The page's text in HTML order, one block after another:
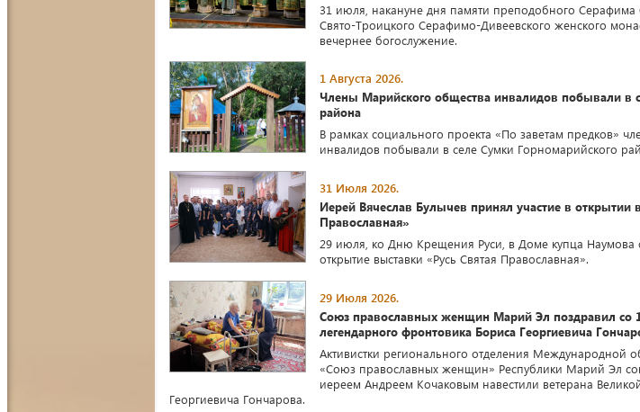
31 июля, накануне дня памяти преподобного
Свято-Троицкого Серафимо-Дивеевского женского
вечернее богослужение.
1 Августа 2026.
Члены Марийского общества инвалидов побывали в
района
В рамках социального проекта «По заветам предков»
инвалидов побывали в селе Сумки Горномарийского
31 Июля 2026.
Иерей Вячеслав Булычев принял участие в открытии
Православная»
29 июля, ко Дню Крещения Руси, в Доме купца Наумова
открытие выставки «Русь Святая Православная».
29 Июля 2026.
Союз православных женщин Марий Эл поздравил со
легендарного фронтовика Бориса Георгиевича
Активистки регионального отделения Международной
«Союз православных женщин» Республики Марий Эл
иереем Андреем Кочаковым навестили ветерана
Георгиевича Гончарова.